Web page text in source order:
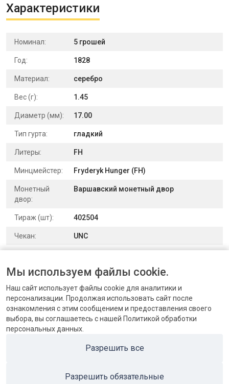
Характеристики
Номинал: 5 грошей
Год: 1828
Материал: серебро
Вес (г): 1.45
Диаметр (мм): 17.00
Тип гурта: гладкий
Литеры: FH
Минцмейстер: Fryderyk Hunger (FH)
Монетный
двор:
Варшавский монетный двор
Тираж (шт): 402504
Чекан: UNC
Номер по
Уздеников 4555 | Биткин 1018 | Конрос
Мы используем файлы cookie.
Наш сайт использует файлы cookie для аналитики и
персонализации. Продолжая использовать сайт после
ознакомления с этим сообщением и предоставления своего
выбора, вы соглашаетесь с нашей Политикой обработки
персональных данных.
Разрешить все
Разрешить обязательные